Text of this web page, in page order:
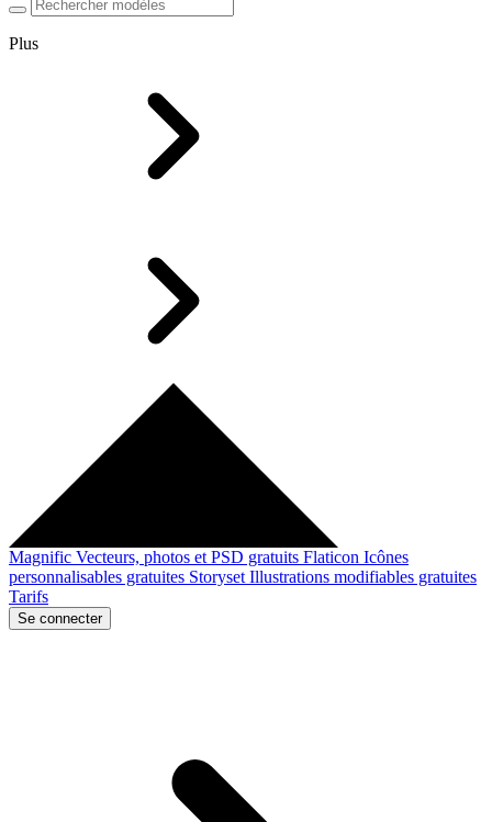
Plus
Magnific Vecteurs, photos et PSD gratuits Flaticon Icônes
personnalisables gratuites Storyset Illustrations modifiables gratuites
Tarifs
Se connecter